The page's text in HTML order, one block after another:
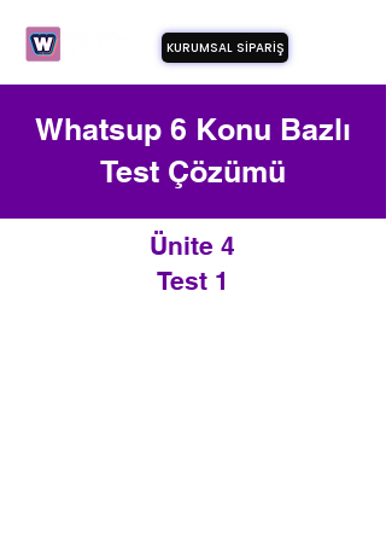
KURUMSAL SİPARİŞ
Whatsup 6 Konu Bazlı
Test Çözümü
Ünite 4
Test 1